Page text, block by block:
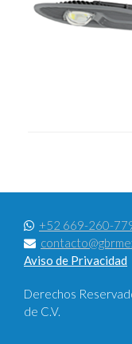
+52 669-260-
Aviso de Privacidad
Derechos
de C.V.